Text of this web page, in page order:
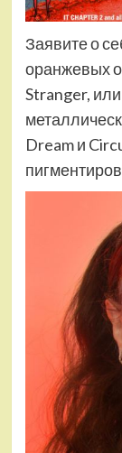
Заявите о
оранжевых
Stranger,
Dream и